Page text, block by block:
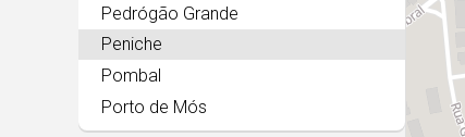
Pedrógão Grande
Peniche
Pombal
Porto de Mós